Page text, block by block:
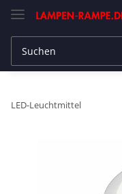
LED-Leuchtmittel